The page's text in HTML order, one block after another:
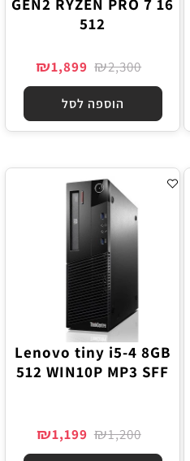
GEN2 RYZEN PRO 7 16
512
₪2,300
₪1,899
הוספה לסל
Lenovo tiny i5-4 8GB
512 WIN10P MP3 SFF
₪1,200
₪1,199